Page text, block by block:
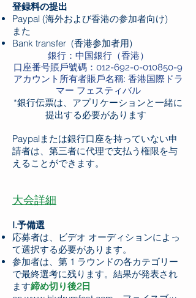
登録料の提出
Paypal (海外および香港の参加者向け)
また
Bank transfer (香港参加者用)
銀行：中国銀行（香港）
口座番号賬戶號碼：012-692-0-010850-9
アカウント所有者賬戶名稱: 香港国際ドラ
マー フェスティバル
*銀行伝票は、アプリケーションと一緒に
提出する必要があります
Paypalまたは銀行口座を持っていない申
請者は、第三者に代理で支払う権限を与
えることができます。
大会詳細
I.予備選
応募者は、ビデオ オーディションによっ
て選択する必要があります。
参加者は、第 1 ラウンドの各カテゴリー
で最終選考に残ります。結果が発表され
ます締め切り後2日